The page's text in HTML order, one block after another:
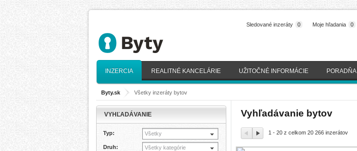
Moje hľadania 0
Sledované inzeráty 0
INZERCIA REALITNÉ KANCELÁRIE UŽITOČNÉ INFORMÁCIE PORADŇA
Byty.sk > Všetky inzeráty bytov
Vyhľadávanie bytov
1 - 20 z celkom 20 266 inzerátov
VYHĽADÁVANIE
Typ: Všetky
Druh: Všetky kategórie